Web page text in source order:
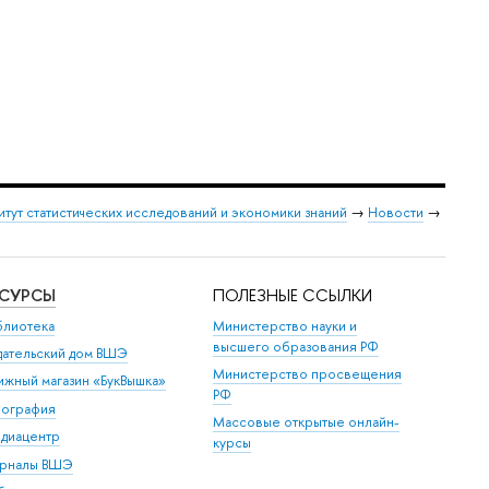
статистических исследований и экономики знаний → Новости →
дом ВШЭ
магазин «БукВышка»
ВШЭ
ПОЛЕЗНЫЕ ССЫЛКИ
Министерство науки и
высшего образования РФ
Министерство просвещения
РФ
Массовые открытые онлайн-
курсы